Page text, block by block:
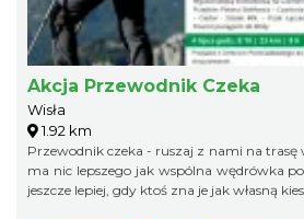
Akcja Przewodnik Czeka
Wisła
1.92 km
Przewodnik czeka - ruszaj z nami na trasę
ma nic lepszego jak wspólna wędrówka
jeszcze lepiej, gdy ktoś zna je jak własną